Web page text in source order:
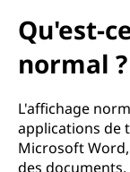
Qu'est-
normal ?
L'affichage
applications de
Microsoft
des